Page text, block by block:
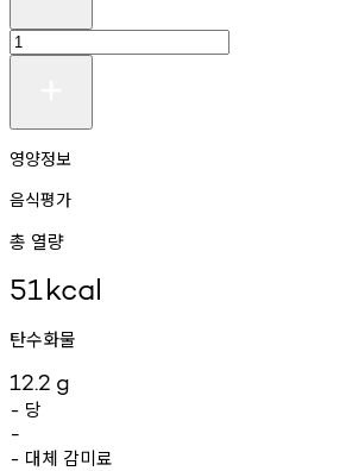
영양정보
음식평가
총 열량
51kcal
탄수화물
12.2 g
- 당
-
- 대체 감미료